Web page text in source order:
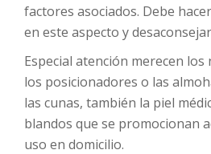
factores asociados. Debe
en este aspecto y
Especial atención merecen
los posicionadores o las
las cunas, también la piel
blandos que se promocionan
uso en domicilio.